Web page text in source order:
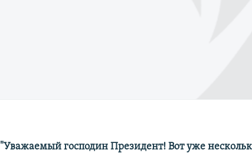
"Уважаемый господин Президент! Вот уже